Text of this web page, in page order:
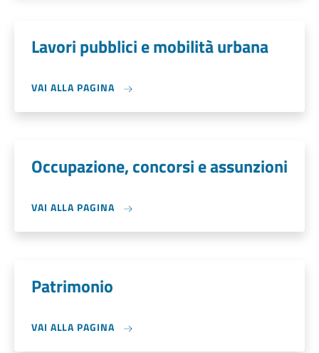
Lavori pubblici e mobilità urbana
VAI ALLA PAGINA
Occupazione, concorsi e assunzioni
VAI ALLA PAGINA
Patrimonio
VAI ALLA PAGINA